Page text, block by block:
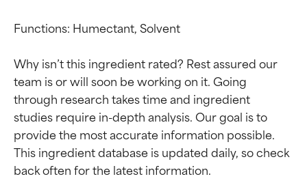
Functions: Humectant, Solvent
Why isn’t this ingredient rated? Rest assured our
team is or will soon be working on it. Going
through research takes time and ingredient
studies require in-depth analysis. Our goal is to
provide the most accurate information possible.
This ingredient database is updated daily, so check
Beoordelingen van
Beoordelingen van